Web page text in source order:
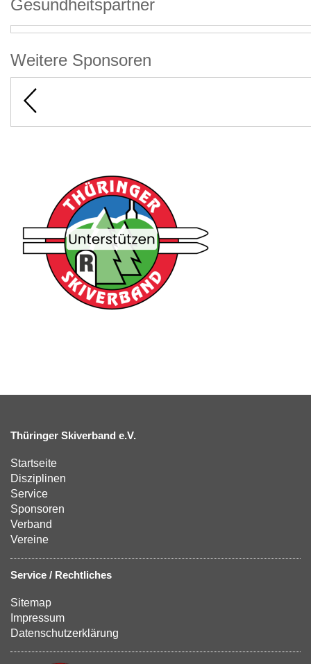
Gesundheitspartner
Weitere Sponsoren
Thüringer Skiverband e.V.
Startseite
Disziplinen
Service
Sponsoren
Verband
Vereine
Service / Rechtliches
Sitemap
Impressum
Datenschutzerklärung